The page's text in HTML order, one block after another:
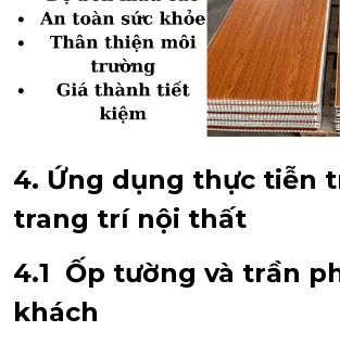
4. Ứng dụng thực tiễn
trang trí nội thất
4.1 Ốp tường và trần
khách